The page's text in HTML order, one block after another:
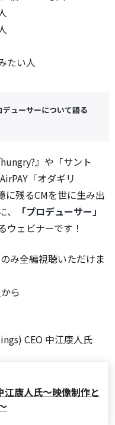
たい人
ューサーについて語る
』や「サント
「オダギリ
に残るCMを世に生み出
「プロデューサー」
ウェビナーです！
み全編視聴いただけま
から
CEO 中江康人氏
康人氏〜映像制作と